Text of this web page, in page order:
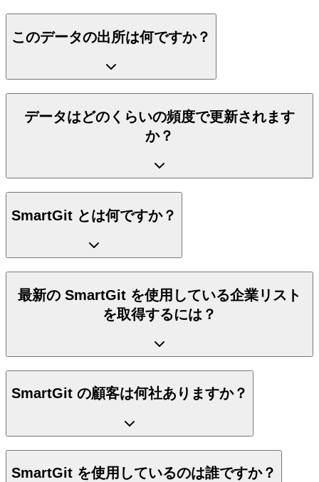
このデータの出所は何ですか？
データはどのくらいの頻度で更新されます
か？
SmartGit とは何ですか？
最新の SmartGit を使用している企業リスト
を取得するには？
SmartGit の顧客は何社ありますか？
SmartGit を使用しているのは誰ですか？